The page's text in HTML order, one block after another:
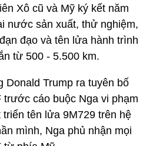
Xô cũ và Mỹ ký kết năm
nước sản xuất, thử nghiệm,
đạo và tên lửa hành trình
từ 500 - 5.500 km.
Donald Trump ra tuyên bố
trước cáo buộc Nga vi phạm
tên lửa 9M729 trên hệ
mình, Nga phủ nhận mọi